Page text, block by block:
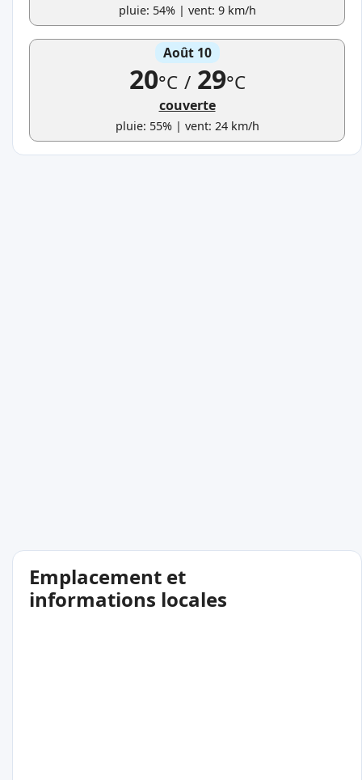
pluie: 54% | vent: 9 km/h
Août 10
20°C /29°C
couverte
pluie: 55% | vent: 24 km/h
Emplacement et
informations locales